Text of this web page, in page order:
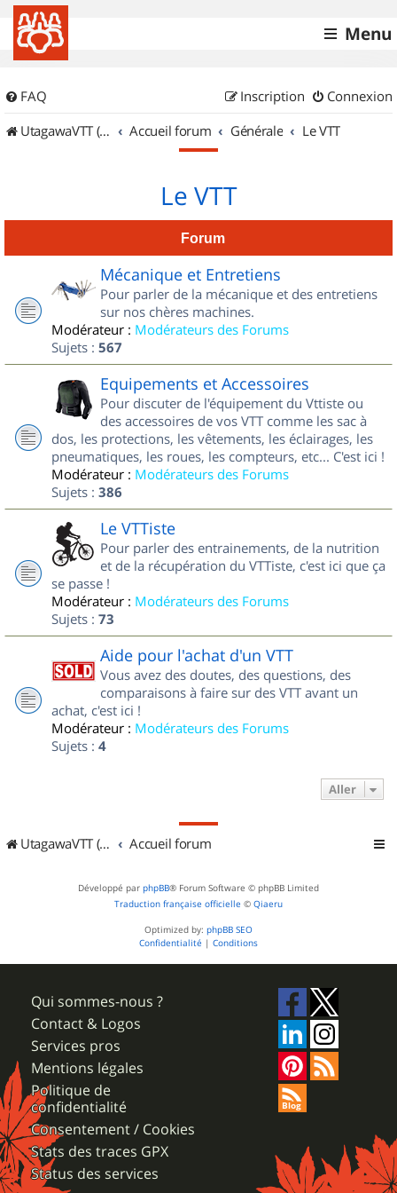
Menu
FAQ Connexion
Inscription
UtagawaVTT (Randos VTT et VTTAE avec traces GPS)
Accueil forum Générale Le VTT
Le VTT
Forum
Mécanique et Entretiens
Pour parler de la mécanique et des entretiens
sur nos chères machines.
Modérateur : Modérateurs des Forums
Sujets : 567
Equipements et Accessoires
Pour discuter de l'équipement du Vttiste ou
des accessoires de vos VTT comme les sac à
dos, les protections, les vêtements, les éclairages, les
pneumatiques, les roues, les compteurs, etc... C'est ici !
Modérateur : Modérateurs des Forums
Sujets : 386
Le VTTiste
Pour parler des entrainements, de la nutrition
et de la récupération du VTTiste, c'est ici que ça
se passe !
Modérateur : Modérateurs des Forums
Sujets : 73
Aide pour l'achat d'un VTT
Vous avez des doutes, des questions, des
comparaisons à faire sur des VTT avant un
achat, c'est ici !
Modérateur : Modérateurs des Forums
Sujets : 4
Aller
UtagawaVTT (Randos VTT et VTTAE avec traces GPS) Accueil forum
Développé par phpBB® Forum Software © phpBB Limited
Traduction française officielle © Qiaeru
Optimized by: phpBB SEO
Confidentialité | Conditions
Qui sommes-nous ?
Contact & Logos
Services pros
Mentions légales
Politique de
confidentialité
Consentement / Cookies
Stats des traces GPX
Status des services